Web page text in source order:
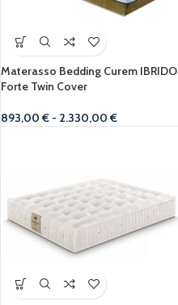
Materasso Bedding Curem IBRIDO
Forte Twin Cover
893,00€ - 2.330,00€